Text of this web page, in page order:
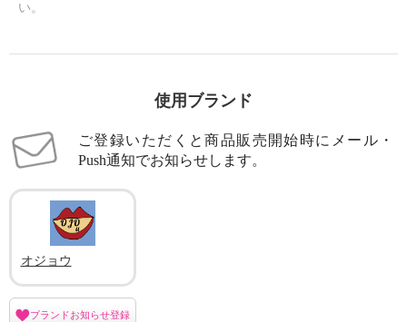
い。
使用ブランド
ご登録いただくと商品販売開始時にメール・
Push通知でお知らせします。
オジョウ
ブランドお知らせ登録